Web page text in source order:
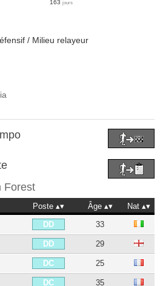
163jours
/ Milieu relayeur
Forest
Poste Âge
Nat
DD 33
DD 29
DC 25
DC 35